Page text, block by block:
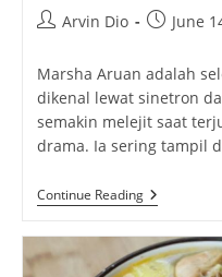
PostArvin Dio
PostJune
Marsha Aruan adalah
dikenal lewat sinetron
semakin melejit saat
drama. Ia sering tampil
Continue ReadingMarsha
Aruan:
Dan